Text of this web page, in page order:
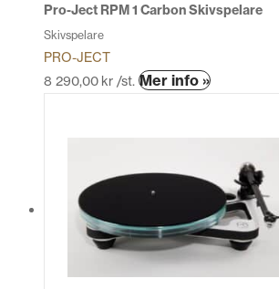
produktsidan
Pro-Ject RPM 1 Carbon Skivspelare
Skivspelare
PRO-JECT
8 290,00 kr /st. Mer info »Den
varianter.
De
olika
alternativen
kan